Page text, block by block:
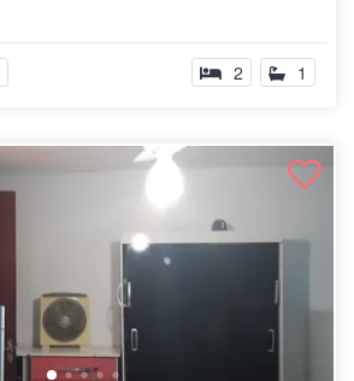
2 1